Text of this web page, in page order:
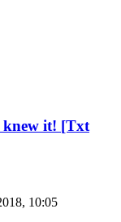
knew it! [Txt
10:05